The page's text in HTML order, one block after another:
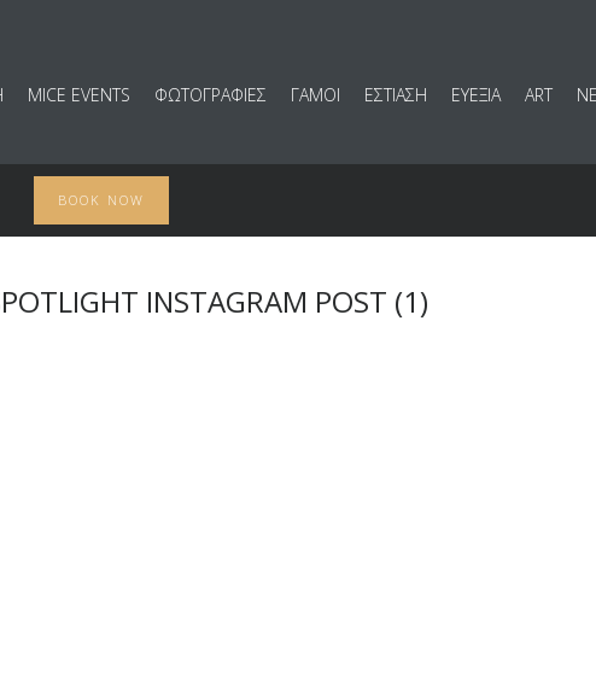
MICE EVENTS ΦΩΤΟΓΡΑΦΙΕΣ ΓΑΜΟΙ ΕΣΤΙΑΣΗ ΕΥΕΞΙΑ ART
BOOK NOW
INSTAGRAM POST (1)